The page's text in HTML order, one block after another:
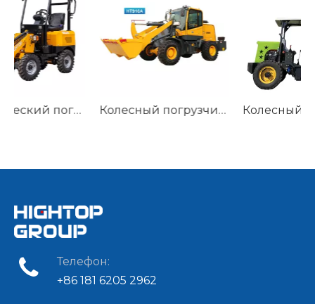
Колесный погрузчик HT916 Колесный погрузчик HT908
Телефон:
+86 181 6205 2962